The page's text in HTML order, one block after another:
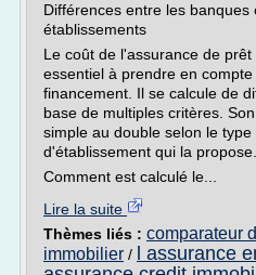
Différences entre les banques
établissements
Le coût de l'assurance de
essentiel à prendre en
financement. Il se calcule de
base de multiples critères.
simple au double selon le
d'établissement qui la propose.
Comment est calculé le...
Lire la suite
Thèmes liés : comparateur
immobilier / l assurance